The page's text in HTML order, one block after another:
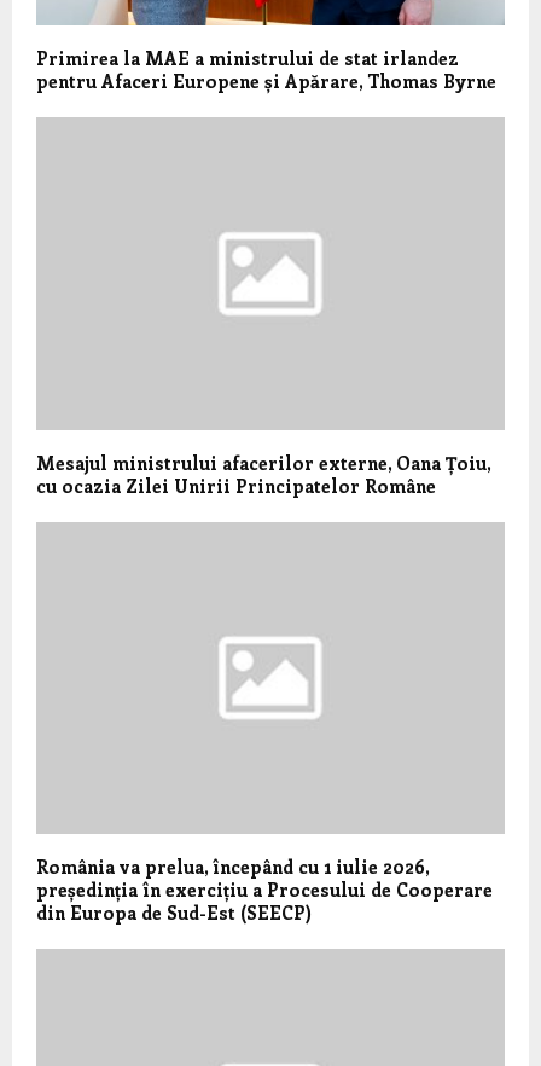
Primirea la MAE a ministrului de stat irlandez
pentru Afaceri Europene și Apărare, Thomas Byrne
Mesajul ministrului afacerilor externe, Oana Țoiu,
cu ocazia Zilei Unirii Principatelor Române
România va prelua, începând cu 1 iulie 2026,
președinția în exercițiu a Procesului de Cooperare
din Europa de Sud-Est (SEECP)